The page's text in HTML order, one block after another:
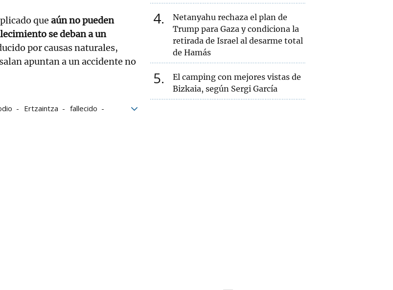
que aún no pueden
se deban a un
por causas naturales,
apuntan a un accidente no
Ertzaintza
fallecido
4
Netanyahu rechaza el plan de
Trump para Gaza y condiciona la
retirada de Israel al desarme total
de Hamás
5
El camping con mejores vistas de
Bizkaia, según Sergi García